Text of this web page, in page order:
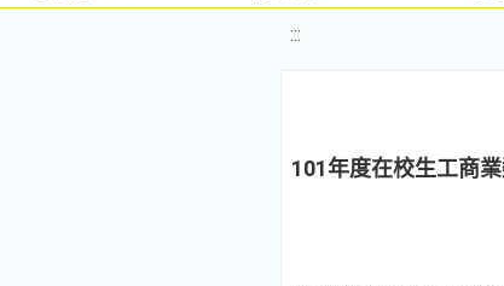
:::
101年度在校生工商